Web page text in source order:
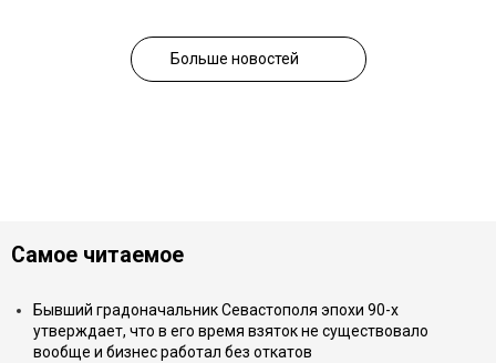
Больше новостей
Самое читаемое
Бывший градоначальник Севастополя эпохи 90-х
утверждает, что в его время взяток не существовало
вообще и бизнес работал без откатов